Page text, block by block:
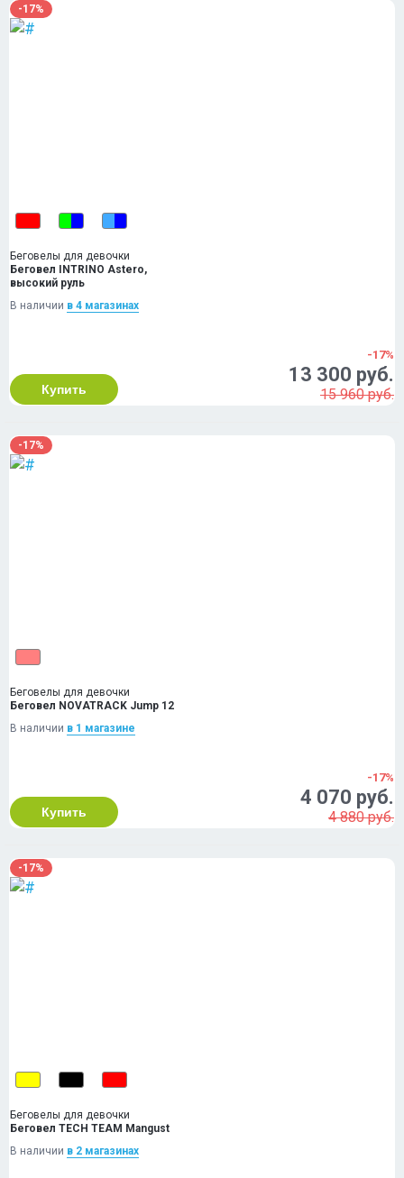
-17%
Беговелы для девочки
Беговел INTRINO Astero,
высокий руль
В наличии в 4 магазинах
Купить
-17%
13 300 руб.
15 960 руб.
-17%
Беговелы для девочки
Беговел NOVATRACK Jump 12
В наличии в 1 магазинe
Купить
-17%
4 070 руб.
4 880 руб.
-17%
Беговелы для девочки
Беговел TECH TEAM Mangust
В наличии в 2 магазинах